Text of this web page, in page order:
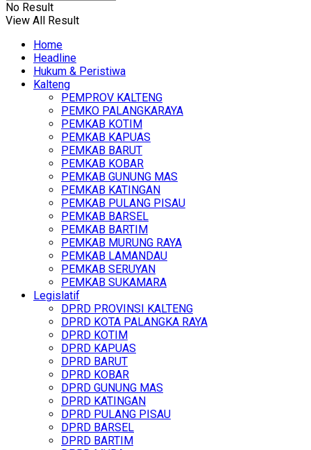
No Result
View All Result
Home
Headline
Hukum & Peristiwa
Kalteng
PEMPROV KALTENG
PEMKO PALANGKARAYA
PEMKAB KOTIM
PEMKAB KAPUAS
PEMKAB BARUT
PEMKAB KOBAR
PEMKAB GUNUNG MAS
PEMKAB KATINGAN
PEMKAB PULANG PISAU
PEMKAB BARSEL
PEMKAB BARTIM
PEMKAB MURUNG RAYA
PEMKAB LAMANDAU
PEMKAB SERUYAN
PEMKAB SUKAMARA
Legislatif
DPRD PROVINSI KALTENG
DPRD KOTA PALANGKA RAYA
DPRD KOTIM
DPRD KAPUAS
DPRD BARUT
DPRD KOBAR
DPRD GUNUNG MAS
DPRD KATINGAN
DPRD PULANG PISAU
DPRD BARSEL
DPRD BARTIM